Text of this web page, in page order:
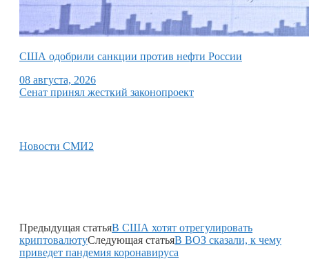
США одобрили санкции против нефти России
08 августа, 2026
Сенат принял жесткий законопроект
Новости СМИ2
Предыдущая статьяВ США хотят отрегулировать
криптовалютуСледующая статьяВ ВОЗ сказали, к чему
приведет пандемия коронавируса